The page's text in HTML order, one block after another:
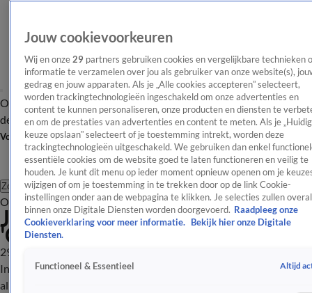
OverzichtAfleveringen Entertainment TV Algemeen
Tip
de redactieNieuwsbrief
Volg Shownieuws
Zoeken
OverzichtEntertainmentSpraakmakendRealityCrimeVideo's
Johan Jelies haalt de was af:
'Op een mannelijke manier!'
29 apr 2025, 18:21
In Jelies & Gnodde: Grote Gezinnen Emigreren is Janneke maar
al te blij met haar man als klusser, die zelfs de was opruimt: 'Dat
Jouw cookievoorkeuren
Wij en onze 29 partners gebruiken cookies en vergelijkbare technieken
informatie te verzamelen over jou als gebruiker van onze website(s),
gedrag en jouw apparaten. Als je „Alle cookies accepteren” selecteert,
worden trackingtechnologieën ingeschakeld om onze advertenties en
content te kunnen personaliseren, onze producten en diensten te
en om de prestaties van advertenties en content te meten. Als je
keuze opslaan” selecteert of je toestemming intrekt, worden deze
trackingtechnologieën uitgeschakeld. We gebruiken dan enkel
essentiële cookies om de website goed te laten functioneren en veilig te
houden. Je kunt dit menu op ieder moment opnieuw openen om je
wijzigen of om je toestemming in te trekken door op de link Cookie-
instellingen onder aan de webpagina te klikken. Je selecties zullen overal
binnen onze Digitale Diensten worden doorgevoerd. Raadpleeg onze
Cookieverklaring voor meer informatie.
Bekijk hier onze Digitale
Diensten.
Functioneel & Essentieel Altijd